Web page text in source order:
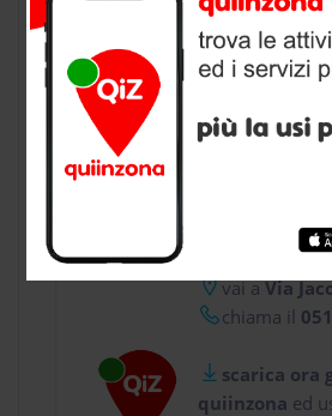
CONTATTI
usa gratis
vai aVia
chiama il
scarica ora
quiinzona ed